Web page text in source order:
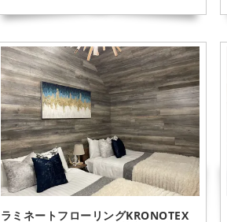
ラミネートフローリングKRONOTEX